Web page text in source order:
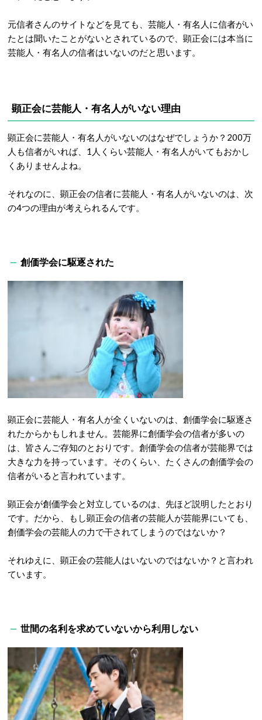
元信者さんのサイトなどを見ても、芸能人・有名人に信者がい
たとは聞いたことがないとされているので、顕正会には本当に
芸能人・有名人の信者はいないのだと思います。
顕正会に芸能人・有名人がいない理由
顕正会に芸能人・有名人がいないのはなぜでしょうか？200万
人も信者がいれば、1人くらい芸能人・有名人がいてもおかし
くありませんよね。
それなのに、顕正会の信者に芸能人・有名人がいないのは、次
の4つの理由が考えられるんです。
創価学会に駆逐された
顕正会に芸能人・有名人が全くいないのは、創価学会に駆逐さ
れたからかもしれません。芸能界に創価学会の信者が多いの
は、皆さんご存知のとおりです。創価学会の信者が芸能界では
大きな力を持っています。そのくらい、たくさんの創価学会の
信者がいると言われています。
顕正会が創価学会と対立しているのは、先ほど説明したとおり
です。だから、もし顕正会の信者の芸能人が芸能界にいても、
創価学会の芸能人の力で干されてしまうのではないか？
それゆえに、顕正会の芸能人はいないのではないか？と言われ
ています。
世間の名利を求めていないから利用しない